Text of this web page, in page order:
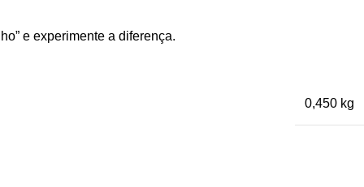
e experimente a diferença.
0,450 kg